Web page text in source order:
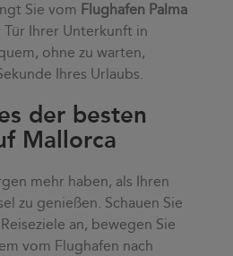
Sie vom Flughafen Palma
Tür Ihrer Unterkunft in
ohne zu warten,
Ihres Urlaubs.
der besten
Mallorca
mehr haben, als Ihren
zu genießen. Schauen Sie
an, bewegen Sie
vom Flughafen nach